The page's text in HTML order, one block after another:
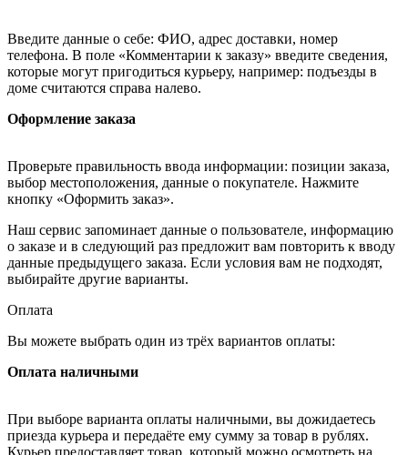
Введите данные о себе: ФИО, адрес доставки, номер
телефона. В поле «Комментарии к заказу» введите сведения,
которые могут пригодиться курьеру, например: подъезды в
доме считаются справа налево.
Оформление заказа
Проверьте правильность ввода информации: позиции заказа,
выбор местоположения, данные о покупателе. Нажмите
кнопку «Оформить заказ».
Наш сервис запоминает данные о пользователе, информацию
о заказе и в следующий раз предложит вам повторить к вводу
данные предыдущего заказа. Если условия вам не подходят,
выбирайте другие варианты.
Оплата
Вы можете выбрать один из трёх вариантов оплаты:
Оплата наличными
При выборе варианта оплаты наличными, вы дожидаетесь
приезда курьера и передаёте ему сумму за товар в рублях.
Курьер предоставляет товар, который можно осмотреть на